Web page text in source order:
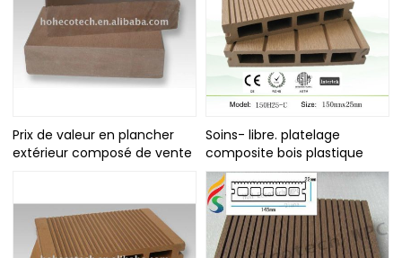
Prix de valeur en plancher
extérieur composé de vente
Soins- libre. platelage
composite bois plastique